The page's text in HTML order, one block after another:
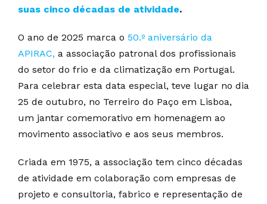
suas cinco décadas de atividade.
O ano de 2025 marca o 50.º aniversário da
APIRAC, a associação patronal dos profissionais
do setor do frio e da climatização em Portugal.
Para celebrar esta data especial, teve lugar no dia
25 de outubro, no Terreiro do Paço em Lisboa,
um jantar comemorativo em homenagem ao
movimento associativo e aos seus membros.
Criada em 1975, a associação tem cinco décadas
de atividade em colaboração com empresas de
projeto e consultoria, fabrico e representação de